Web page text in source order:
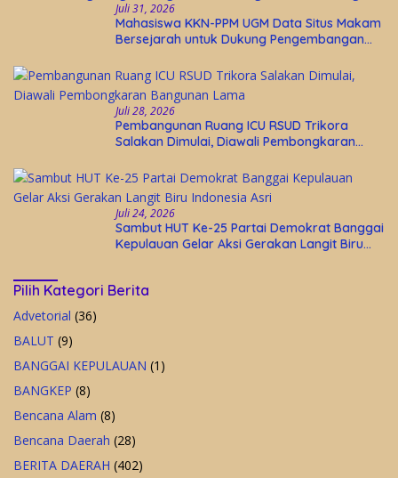
Juli 31, 2026
Mahasiswa KKN-PPM UGM Data Situs Makam
Bersejarah untuk Dukung Pengembangan
Juli 28, 2026
Pembangunan Ruang ICU RSUD Trikora
Salakan Dimulai, Diawali Pembongkaran
Juli 24, 2026
Sambut HUT Ke-25 Partai Demokrat Banggai
Kepulauan Gelar Aksi Gerakan Langit Biru
Pilih Kategori Berita
Advetorial (36)
BALUT (9)
BANGGAI KEPULAUAN (1)
BANGKEP (8)
Bencana Alam (8)
Bencana Daerah (28)
BERITA DAERAH (402)